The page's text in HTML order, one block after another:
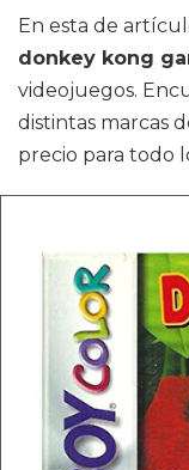
En esta de
donkey kong
videojuegos.
distintas marcas
precio para todo